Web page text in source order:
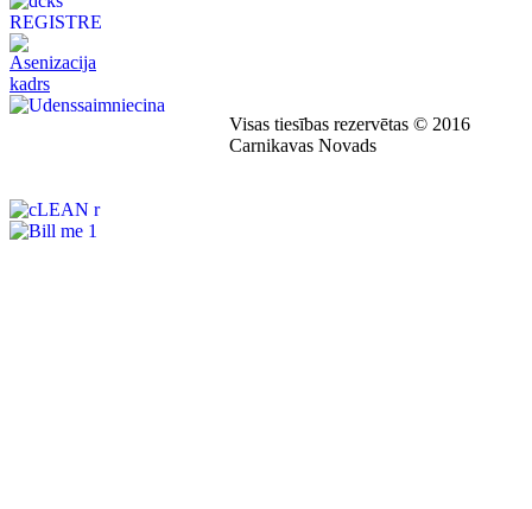
Visas tiesības rezervētas © 2016
Carnikavas Novads